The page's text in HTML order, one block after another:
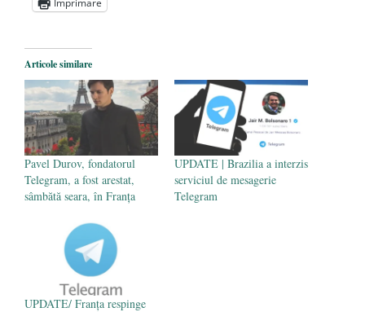
Articole similare
Pavel Durov, fondatorul
Telegram, a fost arestat,
sâmbătă seara, în Franța
UPDATE | Brazilia a interzis
serviciul de mesagerie
Telegram
UPDATE/ Franța respinge